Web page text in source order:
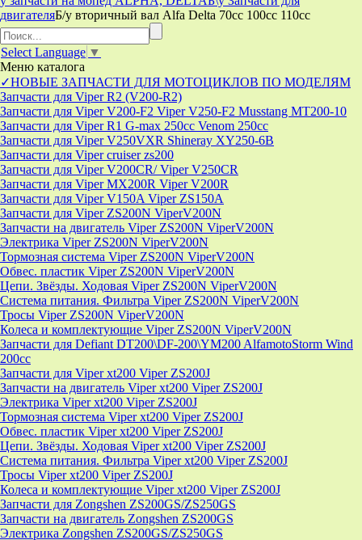
двигателяБ/у вторичный вал Alfa Delta 70cc 100cc 110cc
Select Language ▼
Меню каталога
✓НОВЫЕ ЗАПЧАСТИ ДЛЯ МОТОЦИКЛОВ ПО МОДЕЛЯМ
Запчасти для Viper R2 (V200-R2)
Запчасти для Viper V200-F2 Viper V250-F2 Musstang MT200-10
Запчасти для Viper R1 G-max 250cc Venom 250cc
Запчасти для Viper V250VXR Shineray XY250-6B
Запчасти для Viper cruiser zs200
Запчасти для Viper V200CR/ Viper V250CR
Запчасти для Viper MX200R Viper V200R
Запчасти для Viper V150A Viper ZS150A
Запчасти для Viper ZS200N ViperV200N
Запчасти на двигатель Viper ZS200N ViperV200N
Электрика Viper ZS200N ViperV200N
Тормозная система Viper ZS200N ViperV200N
Обвес. пластик Viper ZS200N ViperV200N
Цепи. Звёзды. Ходовая Viper ZS200N ViperV200N
Система питания. Фильтра Viper ZS200N ViperV200N
Тросы Viper ZS200N ViperV200N
Колеса и комплектующие Viper ZS200N ViperV200N
Запчасти для Defiant DT200\DF-200\YM200 AlfamotoStorm Wind
200cc
Запчасти для Viper xt200 Viper ZS200J
Запчасти на двигатель Viper xt200 Viper ZS200J
Электрика Viper xt200 Viper ZS200J
Тормозная система Viper xt200 Viper ZS200J
Обвес. пластик Viper xt200 Viper ZS200J
Цепи. Звёзды. Ходовая Viper xt200 Viper ZS200J
Система питания. Фильтра Viper xt200 Viper ZS200J
Тросы Viper xt200 Viper ZS200J
Колеса и комплектующие Viper xt200 Viper ZS200J
Запчасти для Zongshen ZS200GS/ZS250GS
Запчасти на двигатель Zongshen ZS200GS
Электрика Zongshen ZS200GS/ZS250GS